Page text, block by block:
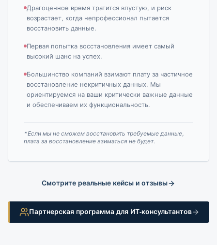
Драгоценное время тратится впустую, и риск
возрастает, когда непрофессионал пытается
восстановить данные.
Первая попытка восстановления имеет самый
высокий шанс на успех.
Большинство компаний взимают плату за частичное
восстановление некритичных данных. Мы
ориентируемся на ваши критически важные данные
и обеспечиваем их функциональность.
* Если мы не сможем восстановить требуемые данные,
плата за восстановление взиматься не будет.
Смотрите реальные кейсы и отзывы
Партнерская программа для ИТ-консультантов